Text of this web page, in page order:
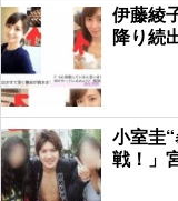
伊藤綾
降り続
小室圭
戦！」